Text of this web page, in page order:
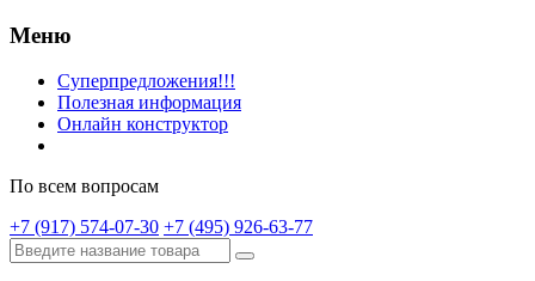
Меню
Суперпредложения!!!
Полезная информация
Онлайн конструктор
По всем вопросам
+7 (917) 574-07-30 +7 (495) 926-63-77